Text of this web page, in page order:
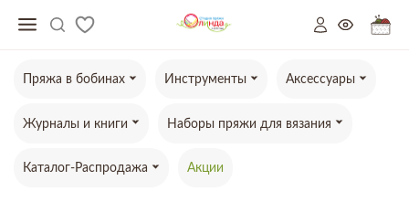
Пряжа в бобинах Инструменты Аксессуары
Журналы и книги Наборы пряжи для вязания
Каталог-Распродажа Акции